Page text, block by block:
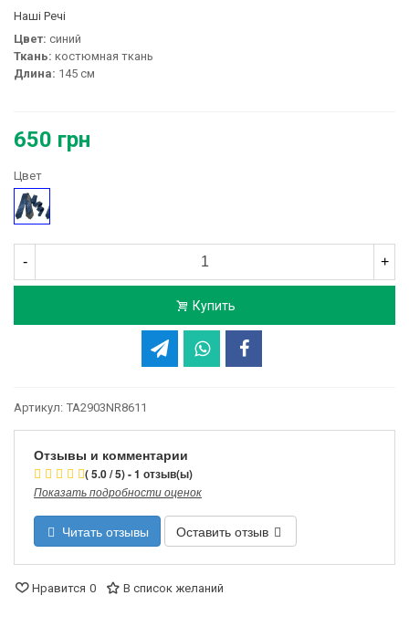
Наші Речі
Цвет: синий
Ткань: костюмная ткань
Длина: 145 см
650 грн
Цвет
Синий
- +
Купить
Артикул: TA2903NR8611
Отзывы и комментарии
( 5.0 / 5) - 1 отзыв(ы)
Показать подробности оценок
Читать отзывы Оставить отзыв
Нравится 0 В список желаний